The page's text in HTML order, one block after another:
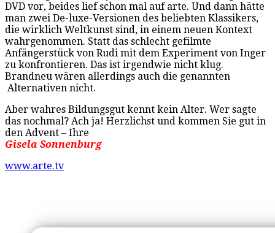
DVD vor, beides lief schon mal auf arte. Und dann hätte
man zwei De-luxe-Versionen des beliebten Klassikers,
die wirklich Weltkunst sind, in einem neuen Kontext
wahrgenommen. Statt das schlecht gefilmte
Anfängerstück von Rudi mit dem Experiment von Inger
zu konfrontieren. Das ist irgendwie nicht klug.
Brandneu wären allerdings auch die genannten
Alternativen nicht.
Aber wahres Bildungsgut kennt kein Alter. Wer sagte
das nochmal? Ach ja! Herzlichst und kommen Sie gut in
den Advent – Ihre
Gisela Sonnenburg
www.arte.tv